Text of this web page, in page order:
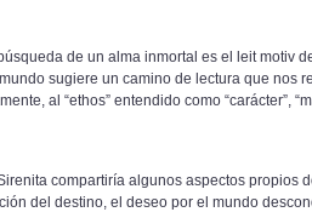
de un alma inmortal es el leit motiv de
sugiere un camino de lectura que nos
al “ethos” entendido como “carácter”,
compartiría algunos aspectos propios
del destino, el deseo por el mundo